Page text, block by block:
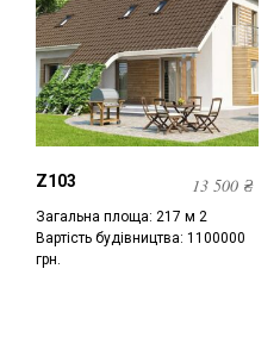
Z103 13 500 ₴
Загальна площа: 217 м 2
Вартість будівництва: 1100000
грн.